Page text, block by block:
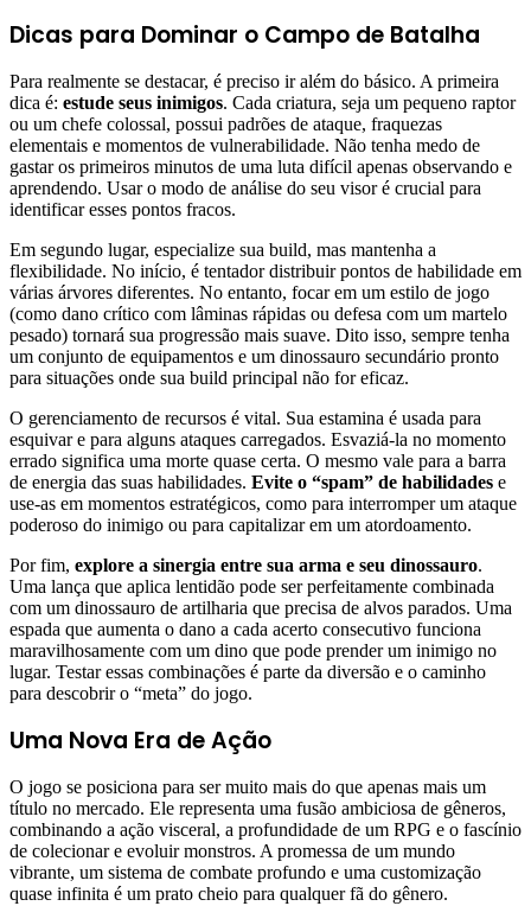
Dicas para Dominar o Campo de Batalha
Para realmente se destacar, é preciso ir além do básico. A primeira
dica é: estude seus inimigos. Cada criatura, seja um pequeno raptor
ou um chefe colossal, possui padrões de ataque, fraquezas
elementais e momentos de vulnerabilidade. Não tenha medo de
gastar os primeiros minutos de uma luta difícil apenas observando e
aprendendo. Usar o modo de análise do seu visor é crucial para
identificar esses pontos fracos.
Em segundo lugar, especialize sua build, mas mantenha a
flexibilidade. No início, é tentador distribuir pontos de habilidade em
várias árvores diferentes. No entanto, focar em um estilo de jogo
(como dano crítico com lâminas rápidas ou defesa com um martelo
pesado) tornará sua progressão mais suave. Dito isso, sempre tenha
um conjunto de equipamentos e um dinossauro secundário pronto
para situações onde sua build principal não for eficaz.
O gerenciamento de recursos é vital. Sua estamina é usada para
esquivar e para alguns ataques carregados. Esvaziá-la no momento
errado significa uma morte quase certa. O mesmo vale para a barra
de energia das suas habilidades. Evite o “spam” de habilidades e
use-as em momentos estratégicos, como para interromper um ataque
poderoso do inimigo ou para capitalizar em um atordoamento.
Por fim, explore a sinergia entre sua arma e seu dinossauro.
Uma lança que aplica lentidão pode ser perfeitamente combinada
com um dinossauro de artilharia que precisa de alvos parados. Uma
espada que aumenta o dano a cada acerto consecutivo funciona
maravilhosamente com um dino que pode prender um inimigo no
lugar. Testar essas combinações é parte da diversão e o caminho
para descobrir o “meta” do jogo.
Uma Nova Era de Ação
O jogo se posiciona para ser muito mais do que apenas mais um
título no mercado. Ele representa uma fusão ambiciosa de gêneros,
combinando a ação visceral, a profundidade de um RPG e o fascínio
de colecionar e evoluir monstros. A promessa de um mundo
vibrante, um sistema de combate profundo e uma customização
quase infinita é um prato cheio para qualquer fã do gênero.